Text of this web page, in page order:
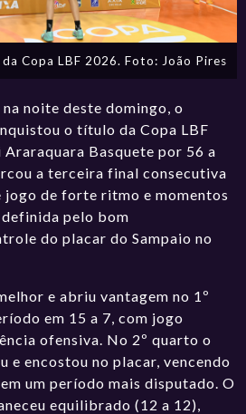
Copa LBF 2026. Foto: João Pires
noite deste domingo, o
o título da Copa LBF
Araraquara Basquete por 56 a
a terceira final consecutiva
jogo de forte ritmo e momentos
pelo bom
do placar do Sampaio no
e abriu vantagem no 1º
em 15 a 7, com jogo
ofensiva. No 2º quarto o
e encostou no placar, vencendo
um período mais disputado. O
equilibrado (12 a 12),